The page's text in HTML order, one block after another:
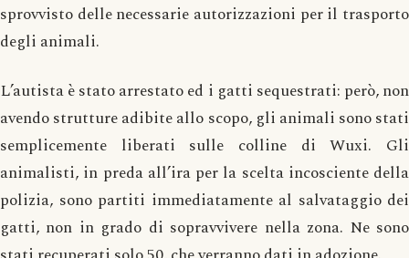
sprovvisto delle necessarie autorizzazioni per il trasporto
degli animali.
L’autista è stato arrestato ed i gatti sequestrati: però, non
avendo strutture adibite allo scopo, gli animali sono stati
semplicemente liberati sulle colline di Wuxi. Gli
animalisti, in preda all’ira per la scelta incosciente della
polizia, sono partiti immediatamente al salvataggio dei
gatti, non in grado di sopravvivere nella zona. Ne sono